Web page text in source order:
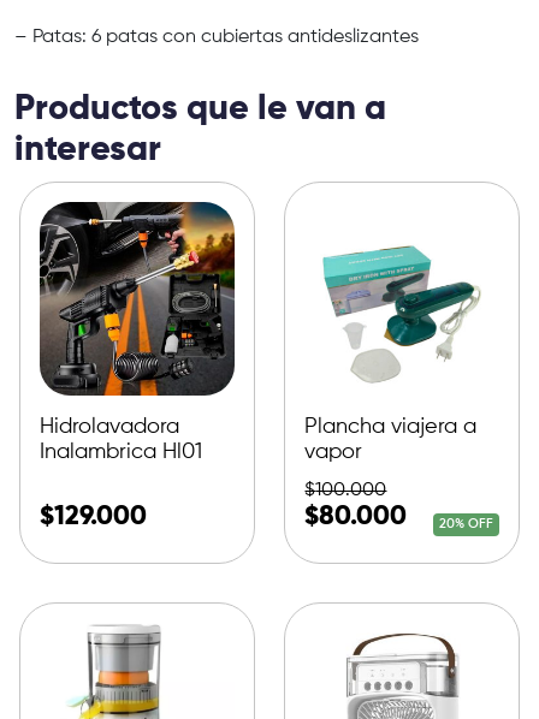
– Patas: 6 patas con cubiertas antideslizantes
Productos que le van a
interesar
Hidrolavadora
Inalambrica Hl01
$129.000
Plancha viajera a
vapor
$100.000
$80.000 20% OFF